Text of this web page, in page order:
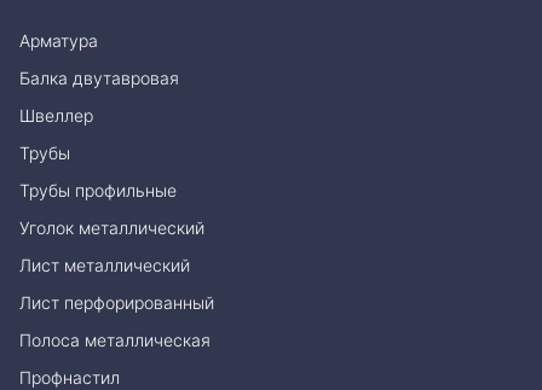
Арматура
Балка двутавровая
Швеллер
Трубы
Трубы профильные
Уголок металлический
Лист металлический
Лист перфорированный
Полоса металлическая
Профнастил